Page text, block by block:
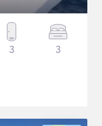
3 3